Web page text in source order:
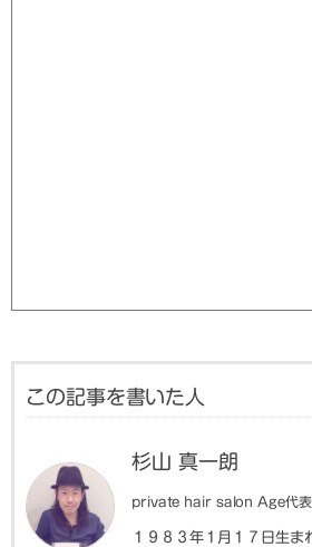
この記事を書いた人
杉山 真一朗
private hair salon Age代表
１９８３年１月１７日生ま